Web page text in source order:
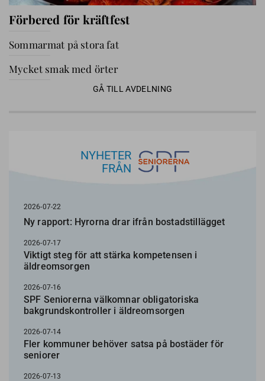
Förbered för kräftfest
Sommarmat på stora fat
Mycket smak med örter
GÅ TILL AVDELNING
NYHETER
FRÅN
2026-07-22
Ny rapport: Hyrorna drar ifrån bostadstillägget
2026-07-17
Viktigt steg för att stärka kompetensen i
äldreomsorgen
2026-07-16
SPF Seniorerna välkomnar obligatoriska
bakgrundskontroller i äldreomsorgen
2026-07-14
Fler kommuner behöver satsa på bostäder för
seniorer
2026-07-13